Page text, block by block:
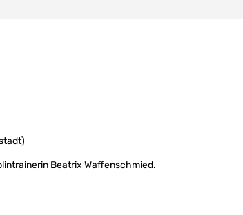
Beatrix Waffenschmied.